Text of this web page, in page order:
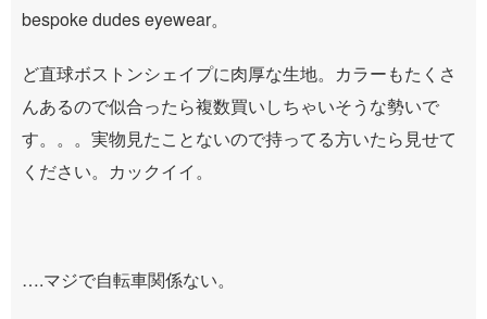
bespoke dudes eyewear。
ど直球ボストンシェイプに肉厚な生地。カラーもたくさ
んあるので似合ったら複数買いしちゃいそうな勢いで
す。。。実物見たことないので持ってる方いたら見せて
ください。カックイイ。
….マジで自転車関係ない。